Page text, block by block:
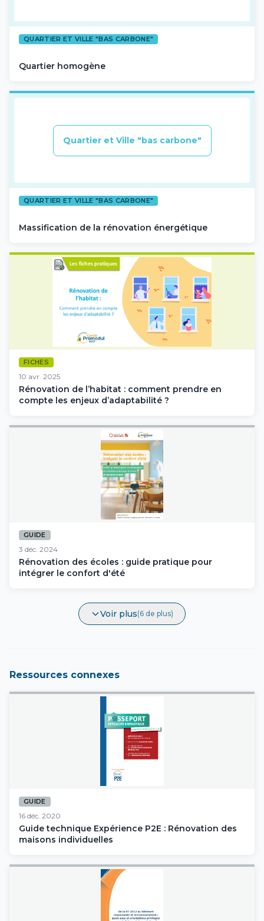
QUARTIER ET VILLE "BAS CARBONE"
Quartier homogène
Quartier et Ville "bas carbone"
QUARTIER ET VILLE "BAS CARBONE"
Massification de la rénovation énergétique
FICHES
10 avr. 2025
Rénovation de l’habitat : comment prendre en
compte les enjeux d’adaptabilité ?
GUIDE
3 déc. 2024
Rénovation des écoles : guide pratique pour
intégrer le confort d'été
Voir plus(6 de plus)
Ressources connexes
GUIDE
16 déc. 2020
Guide technique Expérience P2E : Rénovation des
maisons individuelles